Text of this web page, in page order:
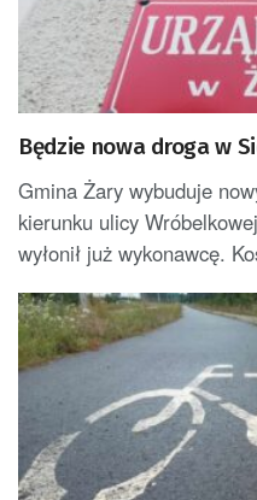
Będzie nowa droga w
Gmina Żary wybuduje
kierunku ulicy
wyłonił już wykonawcę.